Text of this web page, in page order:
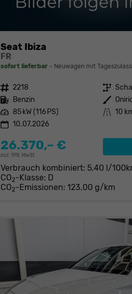
Seat Ibiza
FR
sofort lieferbar Neuwagen mit
Fahrzeugnr. 2218 Getriebe
Kraftstoff Benzin Außenfarbe
Leistung 85 kW (116 PS) Kilometerstand 10
10.07.2026
26.370,– €
incl. 19% MwSt.
Verbrauch kombiniert: 5,40 l/
CO2-Klasse: D
CO2-Emissionen:123,00 g/km